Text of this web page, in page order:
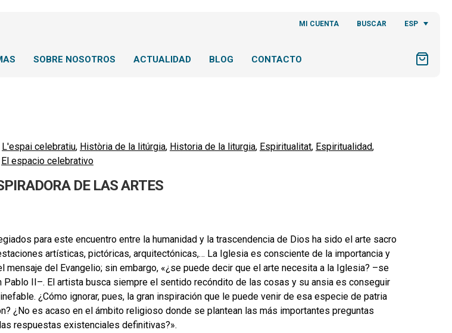
MI CUENTA BUSCAR ESP
SOBRE NOSOTROS ACTUALIDAD BLOG CONTACTO
L'espai celebratiu, Història de la litúrgia, Historia de la liturgia, Espiritualitat, Espiritualidad,
El espacio celebrativo
DE LAS ARTES
para este encuentro entre la humanidad y la trascendencia de Dios ha sido el arte sacro
artísticas, pictóricas, arquitectónicas,… La Iglesia es consciente de la importancia y
mensaje del Evangelio; sin embargo, «¿se puede decir que el arte necesita a la Iglesia? –se
Pablo II–. El artista busca siempre el sentido recóndito de las cosas y su ansia es conseguir
¿Cómo ignorar, pues, la gran inspiración que le puede venir de esa especie de patria
¿No es acaso en el ámbito religioso donde se plantean las más importantes preguntas
respuestas existenciales definitivas?».